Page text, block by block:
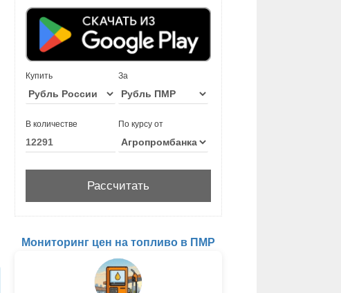
Купить За
В количестве По курсу от
Мониторинг цен на топливо в ПМР